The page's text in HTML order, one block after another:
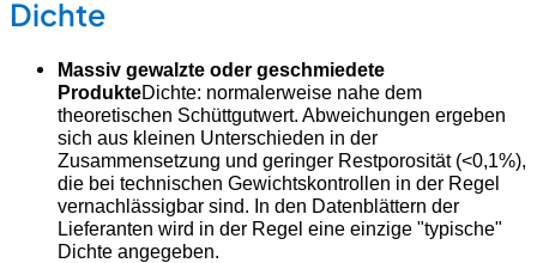
Dichte
Massiv gewalzte oder geschmiedete
ProdukteDichte: normalerweise nahe dem
theoretischen Schüttgutwert. Abweichungen ergeben
sich aus kleinen Unterschieden in der
Zusammensetzung und geringer Restporosität (<0,1%),
die bei technischen Gewichtskontrollen in der Regel
vernachlässigbar sind. In den Datenblättern der
Lieferanten wird in der Regel eine einzige "typische"
Dichte angegeben.